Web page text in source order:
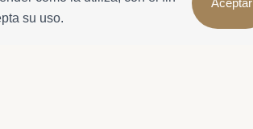
su uso.
Aceptar